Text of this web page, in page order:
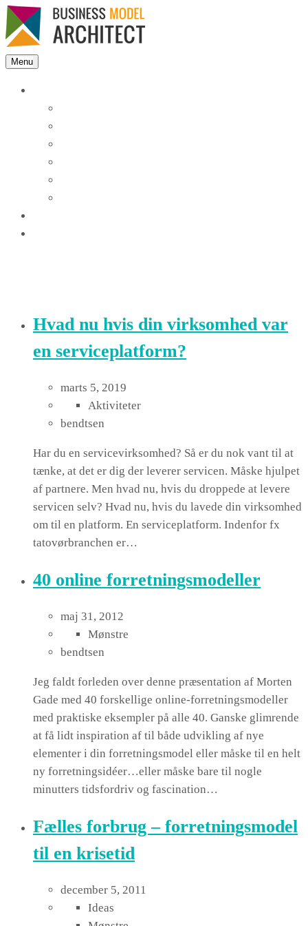
Menu
Hvad nu hvis din virksomhed var
en serviceplatform?
marts 5, 2019
Aktiviteter
bendtsen
Har du en servicevirksomhed? Så er du nok vant til at
tænke, at det er dig der leverer servicen. Måske hjulpet
af partnere. Men hvad nu, hvis du droppede at levere
servicen selv? Hvad nu, hvis du lavede din virksomhed
om til en platform. En serviceplatform. Indenfor fx
tatovørbranchen er…
40 online forretningsmodeller
maj 31, 2012
Mønstre
bendtsen
Jeg faldt forleden over denne præsentation af Morten
Gade med 40 forskellige online-forretningsmodeller
med praktiske eksempler på alle 40. Ganske glimrende
at få lidt inspiration af til både udvikling af nye
elementer i din forretningsmodel eller måske til en helt
ny forretningsidéer…eller måske bare til nogle
minutters tidsfordriv og fascination…
Fælles forbrug – forretningsmodel
til en krisetid
december 5, 2011
Ideas